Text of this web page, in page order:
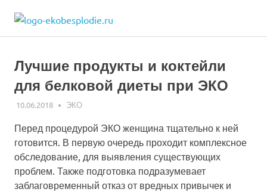
content
и
лечении
бесплодия
Лучшие продукты и коктейли
для белковой диеты при ЭКО
10.06.2018 ЭКО-1
ЭКО
Перед процедурой ЭКО женщина тщательно к ней
готовится. В первую очередь проходит комплексное
обследование, для выявления существующих
проблем. Также подготовка подразумевает
заблаговременный отказ от вредных привычек и